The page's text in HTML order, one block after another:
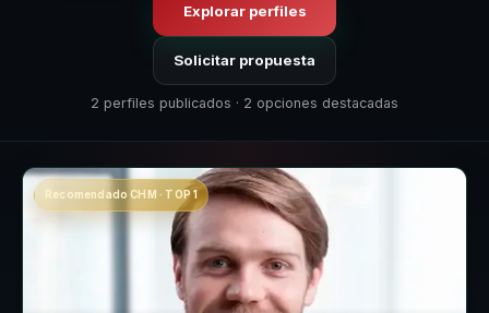
Explorar perfiles
Solicitar propuesta
2 perfiles publicados · 2 opciones destacadas
Recomendado CHM · TOP 1